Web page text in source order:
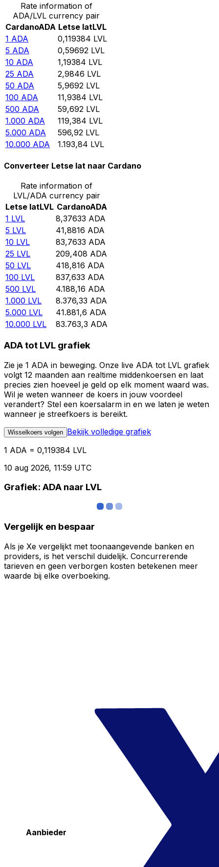
Rate information of
ADA/LVL currency pair
CardanoADA Letse latLVL
1 ADA 0,119384 LVL
5 ADA 0,59692 LVL
10 ADA 1,19384 LVL
25 ADA 2,9846 LVL
50 ADA 5,9692 LVL
100 ADA 11,9384 LVL
500 ADA 59,692 LVL
1.000 ADA 119,384 LVL
5.000 ADA 596,92 LVL
10.000 ADA 1.193,84 LVL
Converteer Letse lat naar Cardano
Rate information of
LVL/ADA currency pair
Letse latLVL CardanoADA
1 LVL 8,37633 ADA
5 LVL 41,8816 ADA
10 LVL 83,7633 ADA
25 LVL 209,408 ADA
50 LVL 418,816 ADA
100 LVL 837,633 ADA
500 LVL 4.188,16 ADA
1.000 LVL 8.376,33 ADA
5.000 LVL 41.881,6 ADA
10.000 LVL 83.763,3 ADA
ADA tot LVL grafiek
Zie je 1 ADA in beweging. Onze live ADA tot LVL grafiek
volgt 12 maanden aan realtime middenkoersen en laat
precies zien hoeveel je geld op elk moment waard was.
Wil je weten wanneer de koers in jouw voordeel
verandert? Stel een koersalarm in en we laten je weten
wanneer je streefkoers is bereikt.
Wisselkoers volgen Bekijk volledige grafiek
1 ADA = 0,119384 LVL
10 aug 2026, 11:59 UTC
Grafiek: ADA naar LVL
Vergelijk en bespaar
Als je Xe vergelijkt met toonaangevende banken en
providers, is het verschil duidelijk. Concurrerende
tarieven en geen verborgen kosten betekenen meer
waarde bij elke overboeking.
Aanbieder